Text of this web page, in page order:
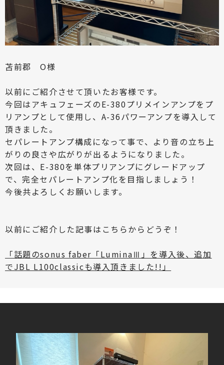
苫前郡 O様
以前にご紹介させて頂いたお客様です。
今回はアキュフェーズのE-380プリメインアンプをプ
リアンプとして使用し、A-36パワーアンプを導入して
頂きました。
セパレートアンプ構成になって事で、より音の立ち上
がりの良さや広がりが出るようになりました。
次回は、E-380を単体プリアンプにグレードアップ
で、完全セパレートアンプ化を目指しましょう！
今後共よろしくお願いします。
以前にご紹介した記事はこちらからどうぞ！
「話題のsonus faber「LuminaⅢ」を導入後、追加
でJBL L100classicも導入頂きました!!」